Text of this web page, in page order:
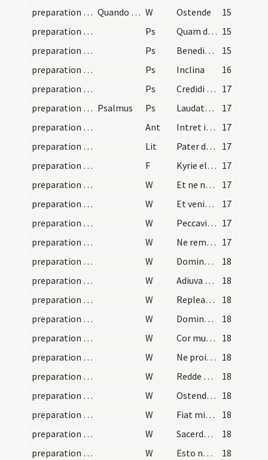
preparation and vesting for Mass/psalmody/1
Quando sacerdos praeparat se ad celebrandam missa… W Ostende
15
preparation and vesting for Mass/psalmody/1
Ps Quam dilecta 15
preparation and vesting for Mass/psalmody/2
Ps Benedixisti
15
preparation and vesting for Mass/psalmody/3
Ps Inclina
16
preparation and vesting for Mass/psalmody/4
Ps Credidi propter quod 17
preparation and vesting for Mass/psalmody/5 Psalmus Ps Laudate Dominum omnes gentes
17
preparation and vesting for Mass/psalmody
Ant Intret in conspectu tuo
17
preparation and vesting for Mass/psalmody
Lit Pater de caelis
17
preparation and vesting for Mass/psalmody
F Kyrie eleison ... Pater noster 17
preparation and vesting for Mass/psalmody/2
W Et ne nos ... Sed libera nos
17
preparation and vesting for Mass/psalmody/3
W Et veniat super nos
17
preparation and vesting for Mass/psalmody/4
W Peccavimus cum patribus nostris 17
preparation and vesting for Mass/psalmody/5
W Ne reminiscaris 17
preparation and vesting for Mass/psalmody/6
W Domine ne memineris
18
preparation and vesting for Mass/psalmody/7
W Adiuva nos Deus salutaris noster
18
preparation and vesting for Mass/psalmody/8
W Repleatur os meum
18
preparation and vesting for Mass/psalmody/9
W Domine averte faciem
18
preparation and vesting for Mass/psalmody/10
W Cor mundum crea
18
preparation and vesting for Mass/psalmody/11
W Ne proicias me 18
preparation and vesting for Mass/psalmody/12
W Redde mihi laetitiam
18
preparation and vesting for Mass/psalmody/13
W Ostende nobis 18
preparation and vesting for Mass/psalmody/14
W Fiat misericordia tua
18
preparation and vesting for Mass/psalmody/15
W Sacerdotes tui induantur
18
preparation and vesting for Mass/psalmody/16
W Esto nobis Domine turris
18